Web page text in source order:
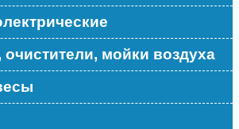
мойки воздуха